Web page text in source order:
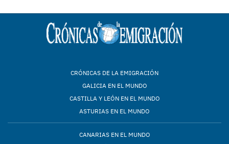
CRÓNICAS DE LA EMIGRACIÓN
GALICIA EN EL MUNDO
CASTILLA Y LEÓN EN EL MUNDO
ASTURIAS EN EL MUNDO
CANARIAS EN EL MUNDO